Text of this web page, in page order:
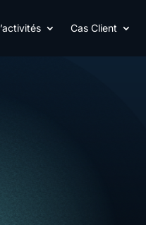
Cas Client